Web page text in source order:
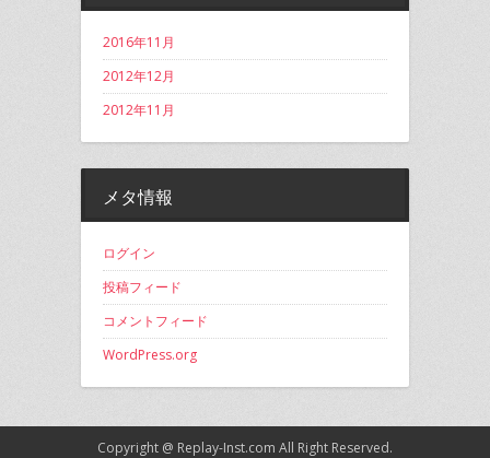
2016年11月
2012年12月
2012年11月
メタ情報
ログイン
投稿フィード
コメントフィード
WordPress.org
Copyright @ Replay-Inst.com All Right Reserved.